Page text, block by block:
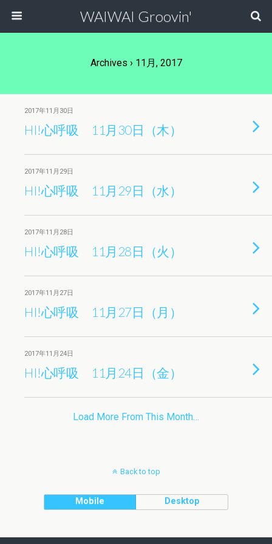
WAIWAI Groovin'
Archives › 11月, 2017
2017年11月30日
HI!心呼吸 11月30日（木）
2017年11月29日
HI!心呼吸 11月29日（水）
2017年11月28日
HI!心呼吸 11月28日（火）
2017年11月27日
HI!心呼吸 11月27日（月）
2017年11月24日
HI!心呼吸 11月24日（金）
Load More From This Month…
Back to top
Mobile Desktop